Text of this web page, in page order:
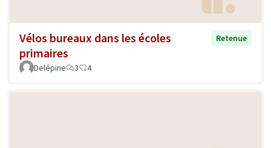
Vélos bureaux dans les écoles
primaires
Retenue
Delépine 3 4